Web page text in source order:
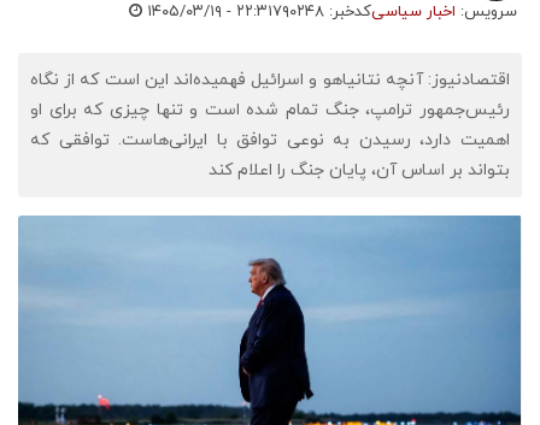
سرویس: اخبار سیاسیکدخبر: ۷۹۰۲۴۸ ۱۴۰۵/۰۳/۱۹ - ۲۲:۳۱
اقتصادنیوز: آنچه نتانیاهو و اسرائیل فهمیده‌اند این است که از نگاه
رئیس‌جمهور ترامپ، جنگ تمام شده است و تنها چیزی که برای او
اهمیت دارد، رسیدن به نوعی توافق با ایرانی‌هاست. توافقی که
بتواند بر اساس آن، پایان جنگ را اعلام کند